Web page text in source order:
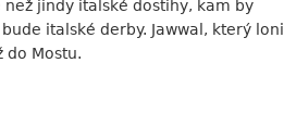
jindy italské dostihy, kam by
italské derby. Jawwal, který loni
do Mostu.